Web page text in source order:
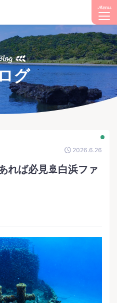
Menu
グ
2026.6.26
れば必見🚢白浜ファ